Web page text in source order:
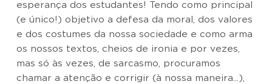
esperança dos estudantes! Tendo como principal
(e único!) objetivo a defesa da moral, dos valores
e dos costumes da nossa sociedade e como arma
os nossos textos, cheios de ironia e por vezes,
mas só às vezes, de sarcasmo, procuramos
chamar a atenção e corrigir (à nossa maneira...),